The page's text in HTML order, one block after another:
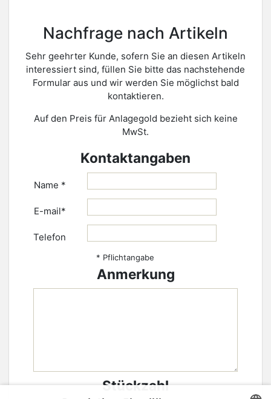
Nachfrage nach Artikeln
Sehr geehrter Kunde, sofern Sie an diesen Artikeln
interessiert sind, füllen Sie bitte das nachstehende
Formular aus und wir werden Sie möglichst bald
kontaktieren.
Auf den Preis für Anlagegold bezieht sich keine
MwSt.
Kontaktangaben
Name *
E-mail*
Telefon
* Pflichtangabe
Anmerkung
Stückzahl